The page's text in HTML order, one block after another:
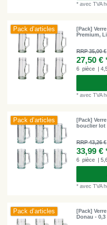
*avec TVA
Pack d’articles
[Pack]
Premium,
RRP 35,00 €
27,50 €
6 pièce |
*avec TVA
Pack d’articles
[Pack]
bouclier lot
RRP 43,26 €
33,99 €
6 pièce |
*avec TVA
Pack d’articles
[Pack]
Donau -